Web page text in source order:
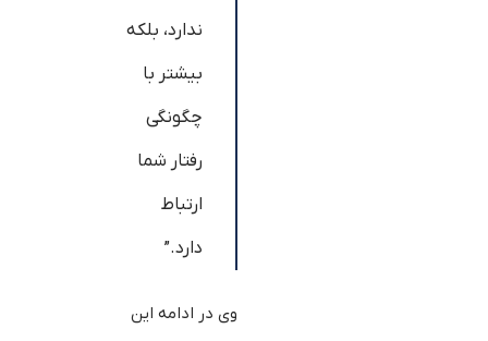
ندارد، بلکه
بیش‎تر با
چگونگی
رفتار شما
ارتباط
دارد.”
وی در ادامه این